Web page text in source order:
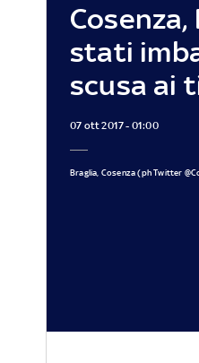
Cosenza,
stati
scusa ai
07 ott 2017 - 01:00
Braglia, Cosenza (ph Twitter